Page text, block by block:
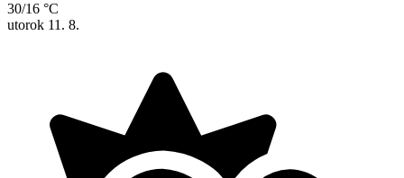
30/16 °C
utorok 11. 8.